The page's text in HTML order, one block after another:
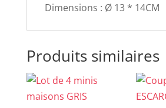
Dimensions : Ø 13 * 14CM
Produits similaires